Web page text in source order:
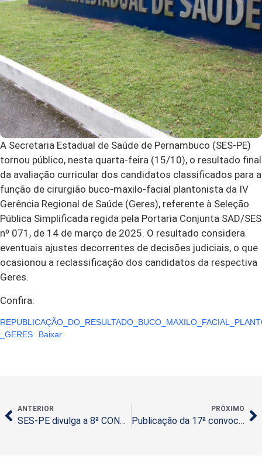
A Secretaria Estadual de Saúde de Pernambuco (SES-PE)
tornou público, nesta quarta-feira (15/10), o resultado final
da avaliação curricular dos candidatos classificados para a
função de cirurgião buco-maxilo-facial plantonista da IV
Gerência Regional de Saúde (Geres), referente à Seleção
Pública Simplificada regida pela Portaria Conjunta SAD/SES
nº 071, de 14 de março de 2025. O resultado considera
eventuais ajustes decorrentes de decisões judiciais, o que
ocasionou a reclassificação dos candidatos da respectiva
Geres.
Confira:
_GERES
Baixar
ANTERIOR
SES-PE divulga a 8ª CONVOCAÇÃO, pela Seleção Pública Simplificada Portaria Conjunta nº 071 de 2025
PRÓXIMO
Publicação da 17ª convocação da Seleção Simplificada nº 016/2024